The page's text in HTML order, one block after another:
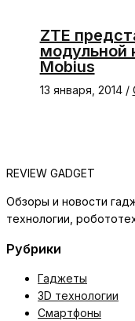
ZTE
модульной
Mobius
13 января, 2014 /
REVIEW GADGET
Обзоры и новости
технологии,
Рубрики
Гаджеты
3D технологии
Смартфоны